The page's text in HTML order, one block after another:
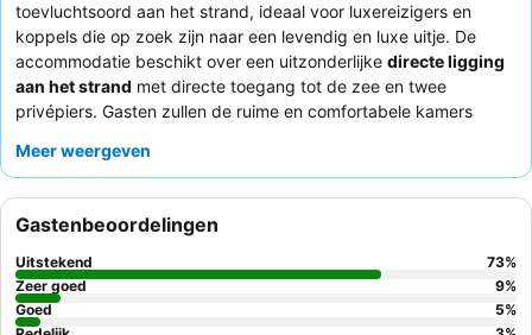
toevluchtsoord aan het strand, ideaal voor luxereizigers en
koppels die op zoek zijn naar een levendig en luxe uitje. De
accommodatie beschikt over een uitzonderlijke directe ligging
aan het strand met directe toegang tot de zee en twee
privépiers. Gasten zullen de ruime en comfortabele kamers
sommige met een eigen dompelbad. Het personeel krijgt
aanvulling op het diverse en heerlijke culinaire aanbod, vooral
hetontbijtbuffetmet zijn verse ingrediënten en uitzicht op zee.
Voor een rustigere ervaring kunnen gasten overwegen een
kamer te vragen aan de kant van het hotel die niet aan de
nachtclub grenst.
Meer weergeven
Gastenbeoordelingen
Uitstekend 73%
Zeer goed
9%
Goed
5%